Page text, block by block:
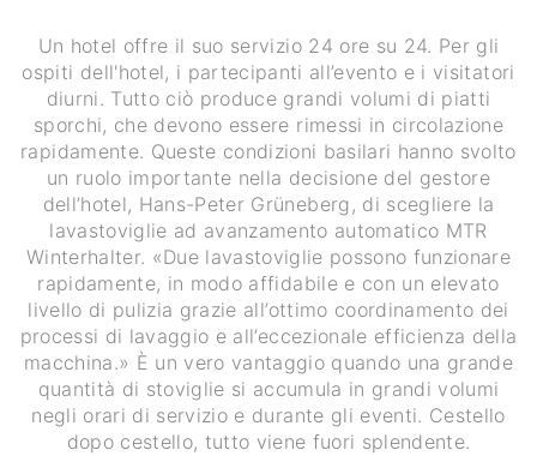
Un hotel offre il suo servizio 24 ore su 24. Per gli
ospiti dell'hotel, i partecipanti all’evento e i visitatori
diurni. Tutto ciò produce grandi volumi di piatti
sporchi, che devono essere rimessi in circolazione
rapidamente. Queste condizioni basilari hanno svolto
un ruolo importante nella decisione del gestore
dell’hotel, Hans-Peter Grüneberg, di scegliere la
lavastoviglie ad avanzamento automatico MTR
Winterhalter. «Due lavastoviglie possono funzionare
rapidamente, in modo affidabile e con un elevato
livello di pulizia grazie all’ottimo coordinamento dei
processi di lavaggio e all’eccezionale efficienza della
macchina.» È un vero vantaggio quando una grande
quantità di stoviglie si accumula in grandi volumi
negli orari di servizio e durante gli eventi. Cestello
dopo cestello, tutto viene fuori splendente.